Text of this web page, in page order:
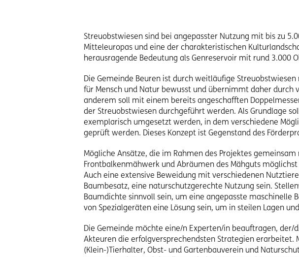
Streuobstwiesen sind bei angepasster Nutzung mit bis zu
Mitteleuropas und eine der charakteristischen
herausragende Bedeutung als Genreservoir mit rund 3.000
Die Gemeinde Beuren ist durch weitläufige
für Mensch und Natur bewusst und übernimmt daher
anderem soll mit einem bereits angeschafften
der Streuobstwiesen durchgeführt werden. Als Grundlage
exemplarisch umgesetzt werden, in dem verschiedene
geprüft werden. Dieses Konzept ist Gegenstand des
Mögliche Ansätze, die im Rahmen des Projektes
Frontbalkenmähwerk und Abräumen des Mähguts
Auch eine extensive Beweidung mit verschiedenen
Baumbesatz, eine naturschutzgerechte Nutzung sein.
Baumdichte sinnvoll sein, um eine angepasste maschinelle
von Spezialgeräten eine Lösung sein, um in steilen Lagen
Die Gemeinde möchte eine/n Experten/in beauftragen,
Akteuren die erfolgversprechendsten Strategien erarbeitet.
(Klein-)Tierhalter, Obst- und Gartenbauverein und